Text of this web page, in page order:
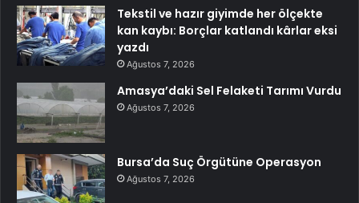
Tekstil ve hazır giyimde her ölçekte
kan kaybı: Borçlar katlandı kârlar eksi
yazdı
Ağustos 7, 2026
Amasya’daki Sel Felaketi Tarımı Vurdu
Ağustos 7, 2026
Bursa’da Suç Örgütüne Operasyon
Ağustos 7, 2026